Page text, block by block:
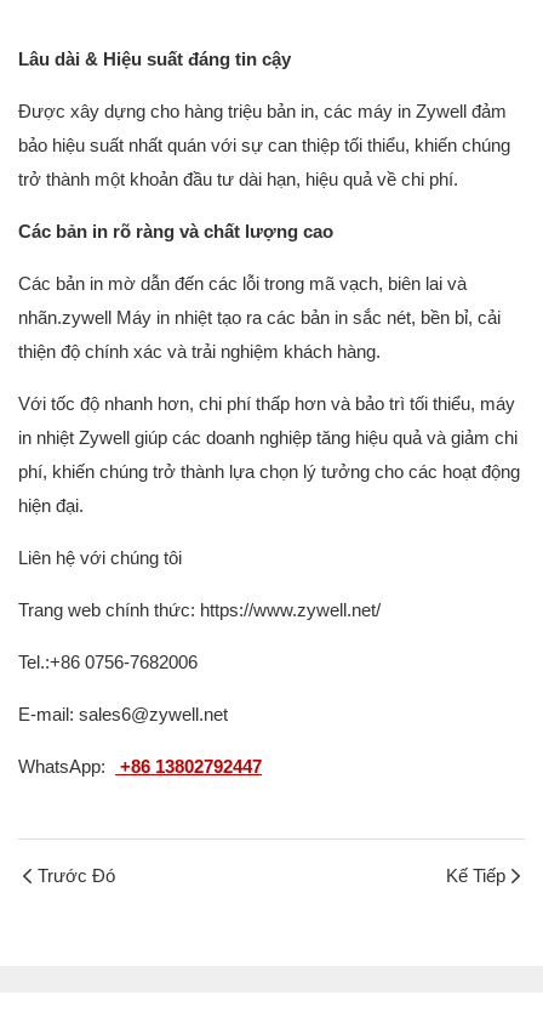
Lâu dài & Hiệu suất đáng tin cậy
Được xây dựng cho hàng triệu bản in, các máy in Zywell đảm
bảo hiệu suất nhất quán với sự can thiệp tối thiểu, khiến chúng
trở thành một khoản đầu tư dài hạn, hiệu quả về chi phí.
Các bản in rõ ràng và chất lượng cao
Các bản in mờ dẫn đến các lỗi trong mã vạch, biên lai và
nhãn.zywell Máy in nhiệt tạo ra các bản in sắc nét, bền bỉ, cải
thiện độ chính xác và trải nghiệm khách hàng.
Với tốc độ nhanh hơn, chi phí thấp hơn và bảo trì tối thiểu, máy
in nhiệt Zywell giúp các doanh nghiệp tăng hiệu quả và giảm chi
phí, khiến chúng trở thành lựa chọn lý tưởng cho các hoạt động
hiện đại.
Liên hệ với chúng tôi
Trang web chính thức: https://www.zywell.net/
Tel.:+86 0756-7682006
E-mail: sales6@zywell.net
WhatsApp: +86 13802792447
Trước Đó Kế Tiếp